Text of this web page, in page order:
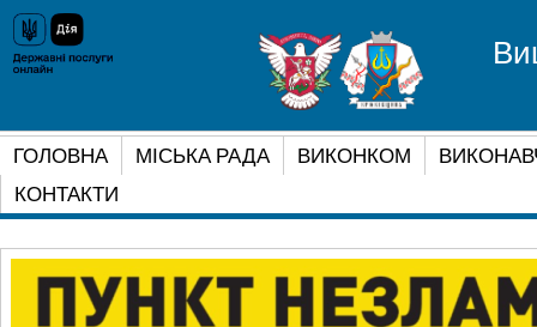
ГОЛОВНА МІСЬКА РАДА ВИКОНКОМ
КОНТАКТИ